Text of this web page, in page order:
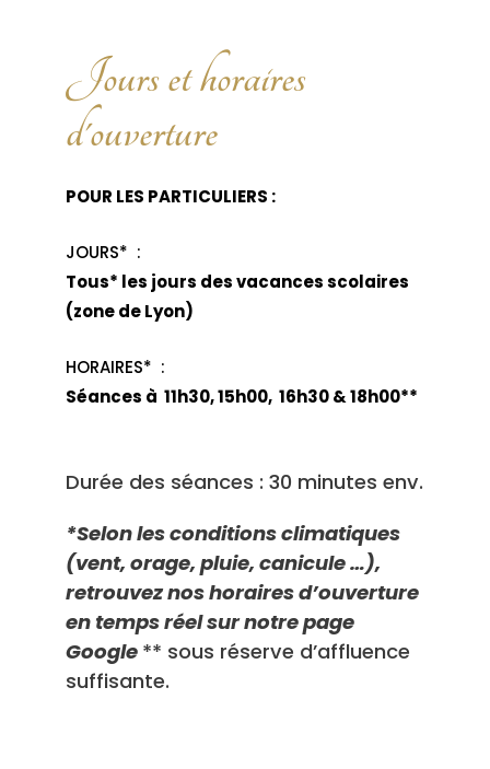
Jours et horaires
d'ouverture
POUR LES PARTICULIERS :
JOURS* :
Tous* les jours des vacances scolaires
(zone de Lyon)
HORAIRES* :
Séances à 11h30, 15h00, 16h30 & 18h00**
Durée des séances : 30 minutes env.
*Selon les conditions climatiques
(vent, orage, pluie, canicule …),
retrouvez nos horaires d’ouverture
en temps réel sur notre page
Google ** sous réserve d’affluence
suffisante.